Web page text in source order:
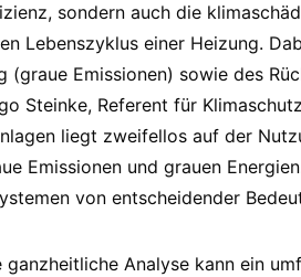
sondern auch die
Lebenszyklus einer Heizung.
(graue Emissionen) sowie des
Steinke, Referent für
liegt zweifellos auf der
Emissionen und grauen
von entscheidender
ganzheitliche Analyse kann ein